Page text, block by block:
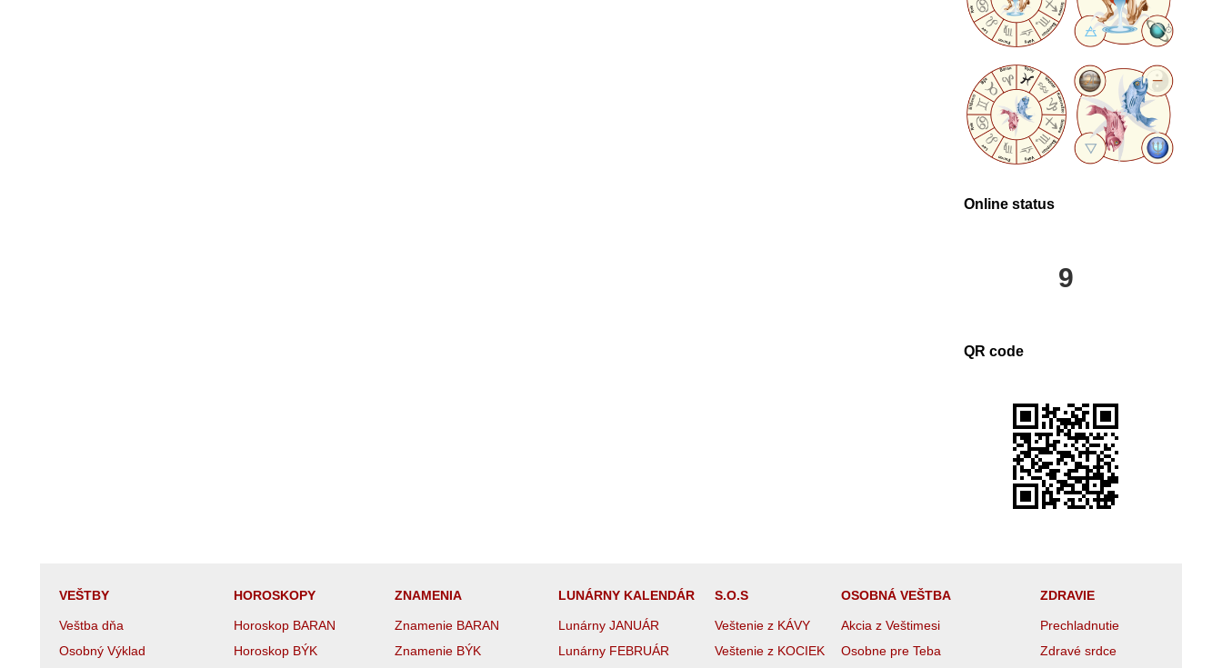
Online status
9
QR code
VEŠTBY
Veštba dňa
Osobný Výklad
HOROSKOPY
Horoskop BARAN
Horoskop BÝK
ZNAMENIA
Znamenie BARAN
Znamenie BÝK
LUNÁRNY KALENDÁR
Lunárny JANUÁR
Lunárny FEBRUÁR
S.O.S
Veštenie z KÁVY
Veštenie z KOCIEK
OSOBNÁ VEŠTBA
Akcia z Veštimesi
Osobne pre Teba
ZDRAVIE
Prechladnutie
Zdravé srdce